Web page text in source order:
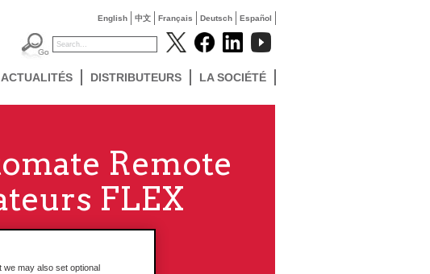
English 中文 Français Deutsch Español
ACTUALITÉS DISTRIBUTEURS LA SOCIÉTÉ
Remote
FLEX
may also set optional